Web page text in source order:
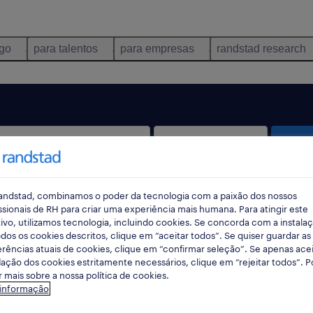
para talentos para empresas randstad research
Porto encontradas para ti
combinamos o poder da tecnologia com a paixão dos nossos
de RH para criar uma experiência mais humana. Para atingir este
utilizamos tecnologia, incluindo cookies. Se concorda com a
os cookies descritos, clique em “aceitar todos”. Se quiser guardar as
atuais de cookies, clique em “confirmar seleção”. Se apenas
dos cookies estritamente necessários, clique em “rejeitar todos”.
mais sobre a nossa política de cookies.